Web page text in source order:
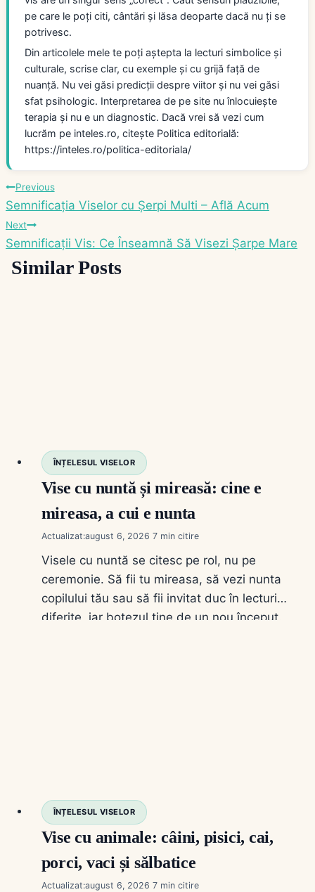
pe care le poți citi, cântări și lăsa deoparte dacă nu ți se
potrivesc.
Din articolele mele te poți aștepta la lecturi simbolice și
culturale, scrise clar, cu exemple și cu grijă față de
nuanță. Nu vei găsi predicții despre viitor și nu vei găsi
sfat psihologic. Interpretarea de pe site nu înlocuiește
terapia și nu e un diagnostic. Dacă vrei să vezi cum
lucrăm pe inteles.ro, citește Politica editorială:
https://inteles.ro/politica-editoriala/
Navigare
în
articole
Previous
Semnificația Viselor cu Șerpi Multi – Află Acum
Next
Semnificații Vis: Ce Înseamnă Să Visezi Șarpe Mare
Similar Posts
ÎNȚELESUL VISELOR
Vise cu nuntă și mireasă: cine e
mireasa, a cui e nunta
Actualizat:august 6, 2026 7
Visele cu nuntă se citesc pe rol, nu pe
ceremonie. Să fii tu mireasa, să vezi nunta
copilului tău sau să fii invitat duc în lecturi
diferite, iar botezul ține de un nou început.
ÎNȚELESUL VISELOR
Vise cu animale: câini, pisici, cai,
porci, vaci și sălbatice
Actualizat:august 6, 2026 7